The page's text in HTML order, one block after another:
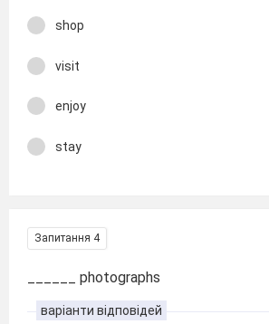
shop
visit
enjoy
stay
Запитання 4
______ photographs
варіанти відповідей